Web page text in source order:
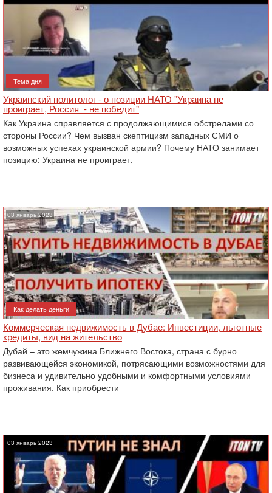
Тема дня
Украинский политолог - о позиции НАТО "Украина не
проиграет, Россия ‎ ‎- не победит"
Как Украина справляется с продолжающимися обстрелами со
стороны России? Чем вызван скептицизм западных СМИ о
возможных успехах украинской армии? Почему НАТО занимает
позицию: ‎Украина не проиграет,
03 январь 2023
Как делать деньги
Коммерческая недвижимость в Дубае: Инвестиции, льготные
кредиты, вид на жительство
Дубай – это жемчужина Ближнего Востока, страна с бурно
развивающейся экономикой, потрясающими возможностями для
бизнеса и удивительно удобными и комфортными условиями
проживания. Как приобрести
03 январь 2023